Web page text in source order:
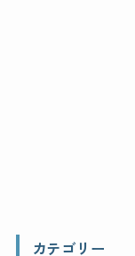
カテゴリー